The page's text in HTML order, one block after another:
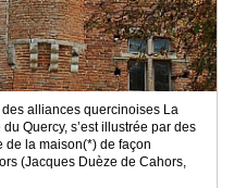
alliances quercinoises La
Quercy, s’est illustrée par des
la maison(*) de façon
(Jacques Duèze de Cahors,